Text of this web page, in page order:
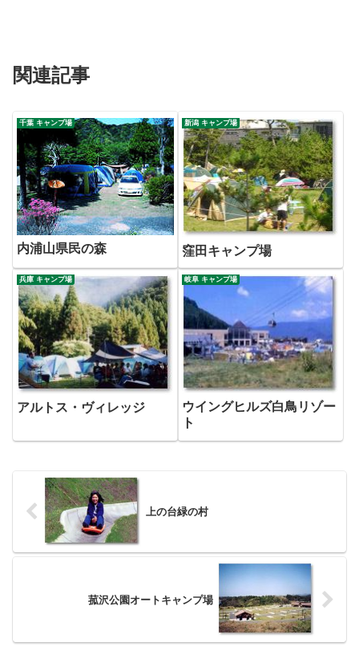
関連記事
千葉 キャンプ場
内浦山県民の森
新潟 キャンプ場
窪田キャンプ場
兵庫 キャンプ場
アルトス・ヴィレッジ
岐阜 キャンプ場
ウイングヒルズ白鳥リゾー
ト
上の台緑の村
菰沢公園オートキャンプ場